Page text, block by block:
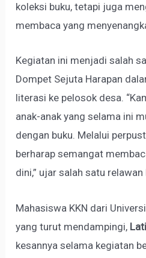
koleksi buku, tetapi juga
membaca yang
Kegiatan ini menjadi salah
Dompet Sejuta Harapan
literasi ke pelosok desa.
anak-anak yang selama ini
dengan buku. Melalui
berharap semangat
dini,” ujar salah satu
Mahasiswa KKN dari
yang turut mendampingi,
kesannya selama kegiatan